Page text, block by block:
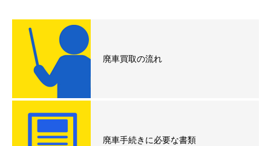
廃車買取の流れ
廃車手続きに必要な書類